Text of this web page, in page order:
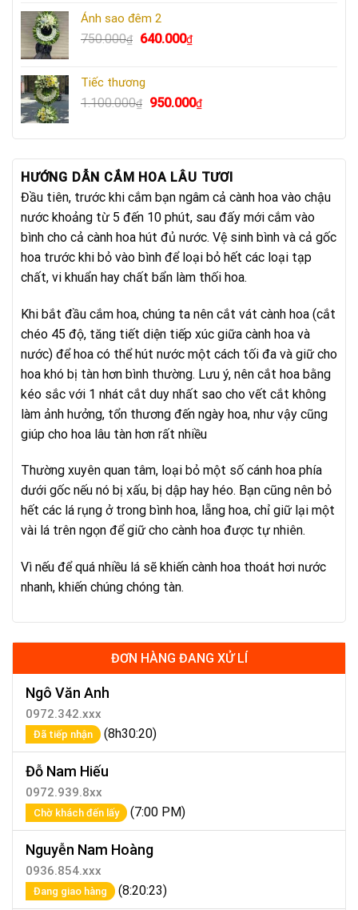
750.000₫.
640.000₫.
Ánh sao đêm 2
750.000₫
Giá
750.000₫.
640.000₫Giá
640.000₫.
Tiếc thương
1.100.000₫
Giá
là:
950.000₫Giá
tại
950.000₫.
HƯỚNG DẪN CẮM HOA LÂU TƯƠI
Đầu tiên, trước khi cắm bạn ngâm cả cành hoa vào chậu
nước khoảng từ 5 đến 10 phút, sau đấy mới cắm vào
bình cho cả cành hoa hút đủ nước. Vệ sinh bình và cả gốc
hoa trước khi bỏ vào bình để loại bỏ hết các loại tạp
chất, vi khuẩn hay chất bẩn làm thối hoa.
Khi bắt đầu cắm hoa, chúng ta nên cắt vát cành hoa (cắt
chéo 45 độ, tăng tiết diện tiếp xúc giữa cành hoa và
nước) để hoa có thể hút nước một cách tối đa và giữ cho
hoa khó bị tàn hơn bình thường. Lưu ý, nên cắt hoa bằng
kéo sắc với 1 nhát cắt duy nhất sao cho vết cắt không
làm ảnh hưởng, tổn thương đến ngày hoa, như vậy cũng
giúp cho hoa lâu tàn hơn rất nhiều
Thường xuyên quan tâm, loại bỏ một số cánh hoa phía
dưới gốc nếu nó bị xấu, bị dập hay héo. Bạn cũng nên bỏ
hết các lá rụng ở trong bình hoa, lẵng hoa, chỉ giữ lại một
vài lá trên ngọn để giữ cho cành hoa được tự nhiên.
Vì nếu để quá nhiều lá sẽ khiến cành hoa thoát hơi nước
nhanh, khiến chúng chóng tàn.
ĐƠN HÀNG ĐANG XỬ LÍ
Ngô Văn Anh
0972.342.xxx
Đã tiếp nhận (8h30:20)
Đỗ Nam Hiếu
0972.939.8xx
Chờ khách đến lấy (7:00 PM)
Nguyễn Nam Hoàng
0936.854.xxx
Đang giao hàng (8:20:23)